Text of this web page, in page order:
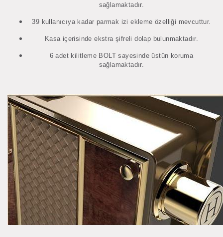
sağlamaktadır.
39 kullanıcıya kadar parmak izi ekleme özelliği mevcuttur.
Kasa içerisinde ekstra şifreli dolap bulunmaktadır.
6 adet kilitleme BOLT sayesinde üstün koruma
sağlamaktadır.